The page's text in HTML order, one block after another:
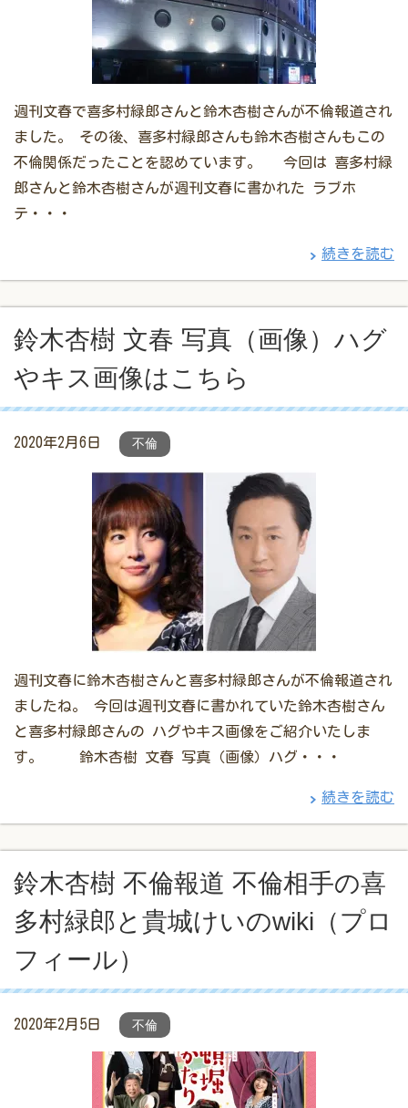
週刊文春で喜多村緑郎さんと鈴木杏樹さんが不倫報道され
ました。 その後、喜多村緑郎さんも鈴木杏樹さんもこの
不倫関係だったことを認めています。 今回は 喜多村緑
郎さんと鈴木杏樹さんが週刊文春に書かれた ラブホ
テ・・・
続きを読む
鈴木杏樹 文春 写真（画像）ハグ
やキス画像はこちら
2020年2月6日 不倫
週刊文春に鈴木杏樹さんと喜多村緑郎さんが不倫報道され
ましたね。 今回は週刊文春に書かれていた鈴木杏樹さん
と喜多村緑郎さんの ハグやキス画像をご紹介いたしま
す。 鈴木杏樹 文春 写真（画像）ハグ・・・
続きを読む
鈴木杏樹 不倫報道 不倫相手の喜
多村緑郎と貴城けいのwiki（プロ
フィール）
2020年2月5日 不倫